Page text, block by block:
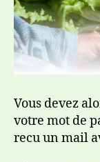
Vous devez
votre mot de
recu un mail